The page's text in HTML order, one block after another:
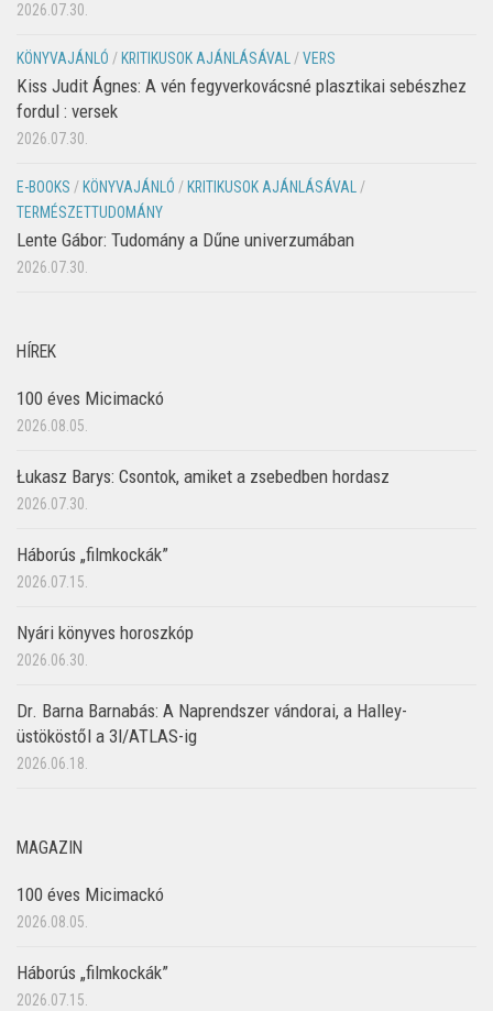
2026.07.30.
KÖNYVAJÁNLÓ / KRITIKUSOK AJÁNLÁSÁVAL/VERS
Kiss Judit Ágnes: A vén fegyverkovácsné plasztikai sebészhez
fordul : versek
2026.07.30.
E-BOOKS / KÖNYVAJÁNLÓ / KRITIKUSOK AJÁNLÁSÁVAL/
TERMÉSZETTUDOMÁNY
Lente Gábor: Tudomány a Dűne univerzumában
2026.07.30.
HÍREK
100 éves Micimackó
2026.08.05.
Łukasz Barys: Csontok, amiket a zsebedben hordasz
2026.07.30.
Háborús „filmkockák”
2026.07.15.
Nyári könyves horoszkóp
2026.06.30.
Dr. Barna Barnabás: A Naprendszer vándorai, a Halley-
üstököstől a 3I/ATLAS-ig
2026.06.18.
MAGAZIN
100 éves Micimackó
2026.08.05.
Háborús „filmkockák”
2026.07.15.